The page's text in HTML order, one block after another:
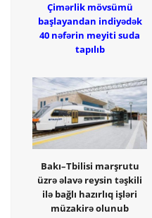
Çimərlik mövsümü
başlayandan indiyədək
40 nəfərin meyiti suda
tapılıb
Bakı–Tbilisi marşrutu
üzrə əlavə reysin təşkili
ilə bağlı hazırlıq işləri
müzakirə olunub